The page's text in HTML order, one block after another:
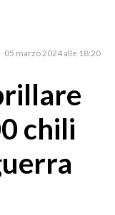
05 marzo 2024 alle 18:20
chili